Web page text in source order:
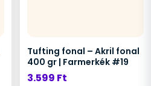
Tufting fonal – Akril fonal
400 gr | Farmerkék #19
3.599 Ft